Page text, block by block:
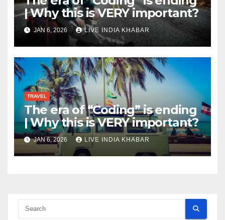
| Why this is VERY important?
JAN 6, 2026 LIVE INDIA KHABAR
TRAVEL
The era of “Coding” is ending
| Why this is VERY important?
JAN 6, 2026 LIVE INDIA KHABAR